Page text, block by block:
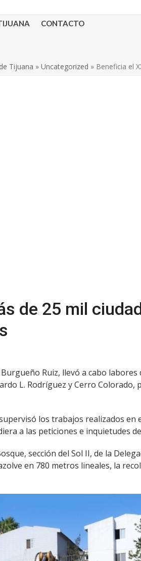
CONTACTO
Tijuana » Uncategorized » Beneficia el
de 25 mil
Ruiz, llevó a cabo
L. Rodríguez y Cerro Colorado,
los trabajos realizados en
a las peticiones e inquietudes
sección del Sol II, de la
en 780 metros lineales, la